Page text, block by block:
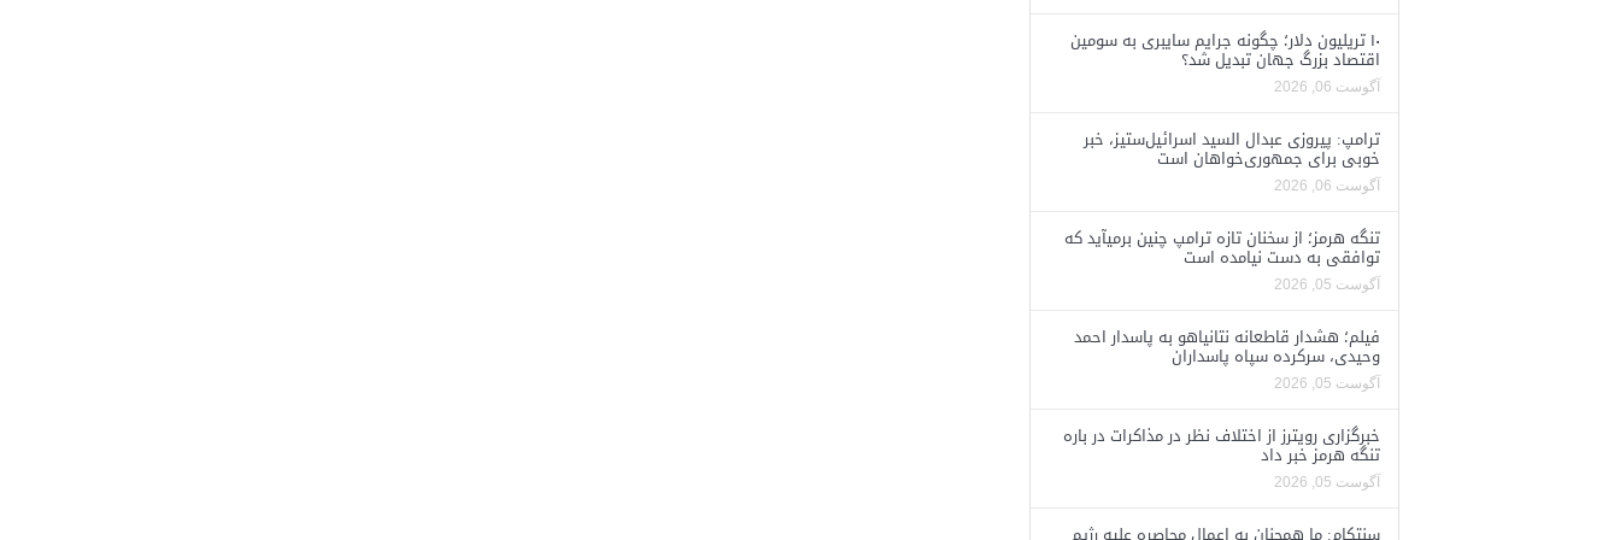
۱۰ تریلیون دلار؛ چگونه جرایم سایبری به سومین
اقتصاد بزرگ جهان تبدیل شد؟
آگوست 06, 2026
ترامپ: پیروزی عبدال السید اسرائیل‌ستیز، خبر
خوبی برای جمهوری‌خواهان است
آگوست 06, 2026
تنگه هرمز؛ از سخنان تازه ترامپ چنین برمیآید که
توافقی به دست نیامده است
آگوست 05, 2026
فیلم؛ هشدار قاطعانه نتانیاهو به پاسدار احمد
وحیدی، سرکرده سپاه پاسداران
آگوست 05, 2026
خبرگزاری رویترز از اختلاف نظر در مذاکرات در باره
تنگه هرمز خبر داد
آگوست 05, 2026